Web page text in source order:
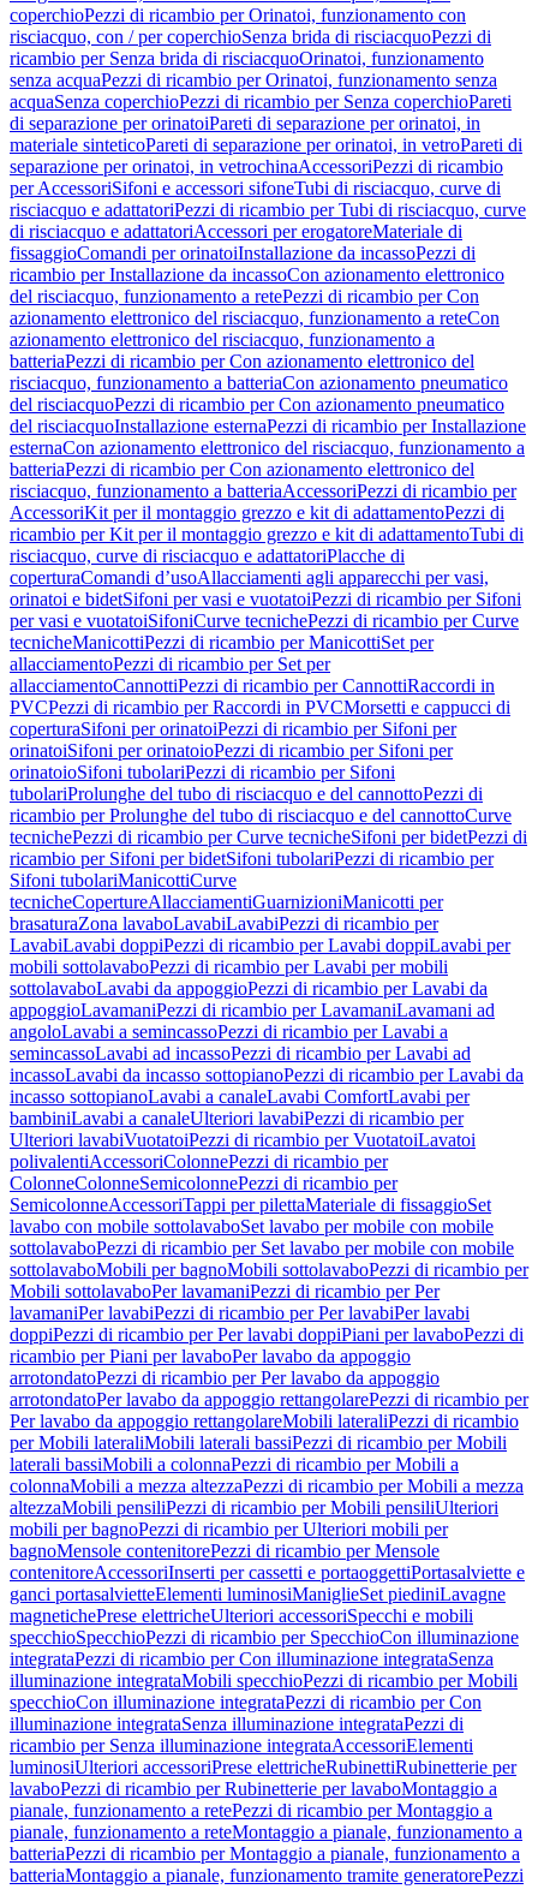
coperchioPezzi di ricambio per Orinatoi, funzionamento con
risciacquo, con / per coperchioSenza brida di risciacquoPezzi di
ricambio per Senza brida di risciacquoOrinatoi, funzionamento
senza acquaPezzi di ricambio per Orinatoi, funzionamento senza
acquaSenza coperchioPezzi di ricambio per Senza coperchioPareti
di separazione per orinatoiPareti di separazione per orinatoi, in
materiale sinteticoPareti di separazione per orinatoi, in vetroPareti di
separazione per orinatoi, in vetrochinaAccessoriPezzi di ricambio
per AccessoriSifoni e accessori sifoneTubi di risciacquo, curve di
risciacquo e adattatoriPezzi di ricambio per Tubi di risciacquo, curve
di risciacquo e adattatoriAccessori per erogatoreMateriale di
fissaggioComandi per orinatoiInstallazione da incassoPezzi di
ricambio per Installazione da incassoCon azionamento elettronico
del risciacquo, funzionamento a retePezzi di ricambio per Con
azionamento elettronico del risciacquo, funzionamento a reteCon
azionamento elettronico del risciacquo, funzionamento a
batteriaPezzi di ricambio per Con azionamento elettronico del
risciacquo, funzionamento a batteriaCon azionamento pneumatico
del risciacquoPezzi di ricambio per Con azionamento pneumatico
del risciacquoInstallazione esternaPezzi di ricambio per Installazione
esternaCon azionamento elettronico del risciacquo, funzionamento a
batteriaPezzi di ricambio per Con azionamento elettronico del
risciacquo, funzionamento a batteriaAccessoriPezzi di ricambio per
AccessoriKit per il montaggio grezzo e kit di adattamentoPezzi di
ricambio per Kit per il montaggio grezzo e kit di adattamentoTubi di
risciacquo, curve di risciacquo e adattatoriPlacche di
coperturaComandi d’usoAllacciamenti agli apparecchi per vasi,
orinatoi e bidetSifoni per vasi e vuotatoiPezzi di ricambio per Sifoni
per vasi e vuotatoiSifoniCurve tecnichePezzi di ricambio per Curve
tecnicheManicottiPezzi di ricambio per ManicottiSet per
allacciamentoPezzi di ricambio per Set per
allacciamentoCannottiPezzi di ricambio per CannottiRaccordi in
PVCPezzi di ricambio per Raccordi in PVCMorsetti e cappucci di
coperturaSifoni per orinatoiPezzi di ricambio per Sifoni per
orinatoiSifoni per orinatoioPezzi di ricambio per Sifoni per
orinatoioSifoni tubolariPezzi di ricambio per Sifoni
tubolariProlunghe del tubo di risciacquo e del cannottoPezzi di
ricambio per Prolunghe del tubo di risciacquo e del cannottoCurve
tecnichePezzi di ricambio per Curve tecnicheSifoni per bidetPezzi di
ricambio per Sifoni per bidetSifoni tubolariPezzi di ricambio per
Sifoni tubolariManicottiCurve
tecnicheCopertureAllacciamentiGuarnizioniManicotti per
brasaturaZona lavaboLavabiLavabiPezzi di ricambio per
LavabiLavabi doppiPezzi di ricambio per Lavabi doppiLavabi per
mobili sottolavaboPezzi di ricambio per Lavabi per mobili
sottolavaboLavabi da appoggioPezzi di ricambio per Lavabi da
appoggioLavamaniPezzi di ricambio per LavamaniLavamani ad
angoloLavabi a semincassoPezzi di ricambio per Lavabi a
semincassoLavabi ad incassoPezzi di ricambio per Lavabi ad
incassoLavabi da incasso sottopianoPezzi di ricambio per Lavabi da
incasso sottopianoLavabi a canaleLavabi ComfortLavabi per
bambiniLavabi a canaleUlteriori lavabiPezzi di ricambio per
Ulteriori lavabiVuotatoiPezzi di ricambio per VuotatoiLavatoi
polivalentiAccessoriColonnePezzi di ricambio per
ColonneColonneSemicolonnePezzi di ricambio per
SemicolonneAccessoriTappi per pilettaMateriale di fissaggioSet
lavabo con mobile sottolavaboSet lavabo per mobile con mobile
sottolavaboPezzi di ricambio per Set lavabo per mobile con mobile
sottolavaboMobili per bagnoMobili sottolavaboPezzi di ricambio per
Mobili sottolavaboPer lavamaniPezzi di ricambio per Per
lavamaniPer lavabiPezzi di ricambio per Per lavabiPer lavabi
doppiPezzi di ricambio per Per lavabi doppiPiani per lavaboPezzi di
ricambio per Piani per lavaboPer lavabo da appoggio
arrotondatoPezzi di ricambio per Per lavabo da appoggio
arrotondatoPer lavabo da appoggio rettangolarePezzi di ricambio per
Per lavabo da appoggio rettangolareMobili lateraliPezzi di ricambio
per Mobili lateraliMobili laterali bassiPezzi di ricambio per Mobili
laterali bassiMobili a colonnaPezzi di ricambio per Mobili a
colonnaMobili a mezza altezzaPezzi di ricambio per Mobili a mezza
altezzaMobili pensiliPezzi di ricambio per Mobili pensiliUlteriori
mobili per bagnoPezzi di ricambio per Ulteriori mobili per
bagnoMensole contenitorePezzi di ricambio per Mensole
contenitoreAccessoriInserti per cassetti e portaoggettiPortasalviette e
ganci portasalvietteElementi luminosiManiglieSet piediniLavagne
magnetichePrese elettricheUlteriori accessoriSpecchi e mobili
specchioSpecchioPezzi di ricambio per SpecchioCon illuminazione
integrataPezzi di ricambio per Con illuminazione integrataSenza
illuminazione integrataMobili specchioPezzi di ricambio per Mobili
specchioCon illuminazione integrataPezzi di ricambio per Con
illuminazione integrataSenza illuminazione integrataPezzi di
ricambio per Senza illuminazione integrataAccessoriElementi
luminosiUlteriori accessoriPrese elettricheRubinettiRubinetterie per
lavaboPezzi di ricambio per Rubinetterie per lavaboMontaggio a
pianale, funzionamento a retePezzi di ricambio per Montaggio a
pianale, funzionamento a reteMontaggio a pianale, funzionamento a
batteriaPezzi di ricambio per Montaggio a pianale, funzionamento a
batteriaMontaggio a pianale, funzionamento tramite generatorePezzi